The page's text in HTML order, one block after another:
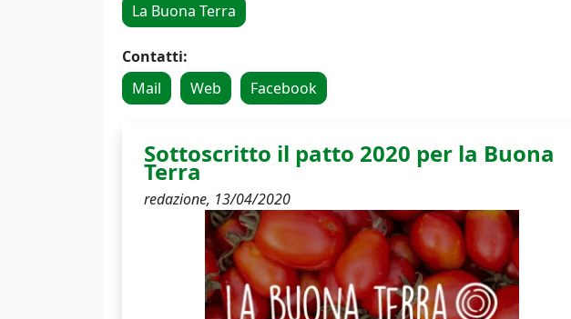
La Buona Terra
Contatti:
Mail
Web Facebook
Sottoscritto il patto 2020 per la Buona
Terra
redazione, 13/04/2020